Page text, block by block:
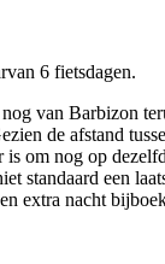
6 fietsdagen.
van Barbizon
de afstand
is om nog op
standaard een
extra nacht